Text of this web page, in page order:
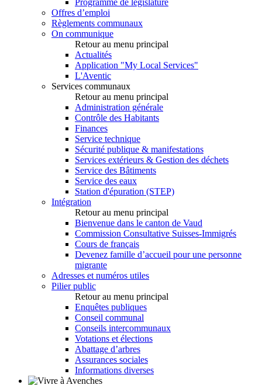
Offres d’emploi
Règlements communaux
On communique
Retour au menu principal
Actualités
Application "My Local Services"
L'Aventic
Services communaux
Retour au menu principal
Administration générale
Contrôle des Habitants
Finances
Service technique
Sécurité publique & manifestations
Services extérieurs & Gestion des déchets
Service des Bâtiments
Service des eaux
Station d'épuration (STEP)
Intégration
Retour au menu principal
Bienvenue dans le canton de Vaud
Commission Consultative Suisses-Immigrés
Cours de français
Devenez famille d’accueil pour une personne
migrante
Adresses et numéros utiles
Pilier public
Retour au menu principal
Enquêtes publiques
Conseil communal
Conseils intercommunaux
Votations et élections
Abattage d’arbres
Assurances sociales
Informations diverses